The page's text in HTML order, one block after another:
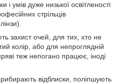
і умів дуже низької освітленості
стрільців
захист очей, для тих, хто не
колір, або для непроглядній
теж непогано працює, іноді
відблиски, поліпшують